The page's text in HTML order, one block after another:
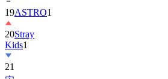
20Stray
Kids
21
宋
慧